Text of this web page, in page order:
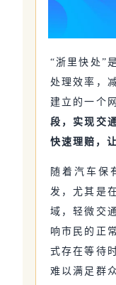
“浙里快处”
处理效率，
建立的一个
段，实现交
快速理赔，
随着汽车保
发，尤其是
域，轻微交
响市民的正
式存在等待
难以满足群